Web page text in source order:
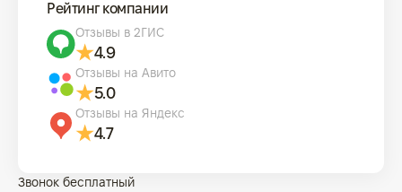
Рейтинг компании
Отзывы в 2ГИС
4.9
Отзывы на Авито
5.0
Отзывы на Яндекс
4.7
Звонок бесплатный